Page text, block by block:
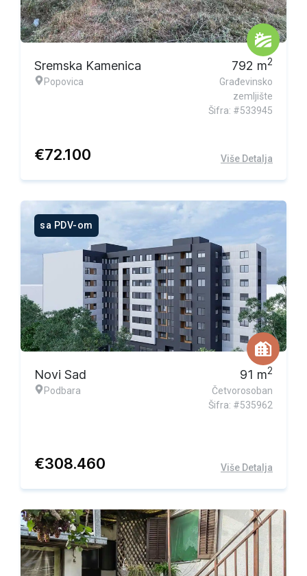
Sremska Kamenica
Popovica
792 m2
Građevinsko
zemljište
Šifra: #533945
€72.100 Više Detalja
sa PDV-om
Novi Sad
Podbara
91 m2
Četvorosoban
Šifra: #535962
€308.460 Više Detalja